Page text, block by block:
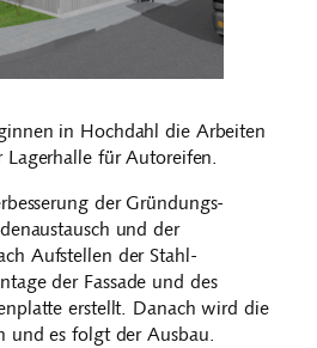
in Hochdahl die Arbeiten
für Autoreifen.
der Gründungs-
und der
Aufstellen der Stahl-
der Fassade und des
erstellt. Danach wird die
und es folgt der Ausbau.